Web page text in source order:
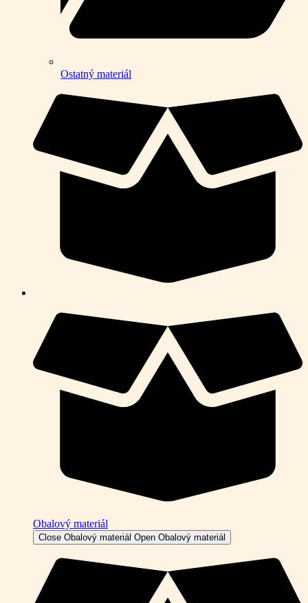
Ostatný materiál
Obalový materiál
Close Obalový materiál Open Obalový materiál